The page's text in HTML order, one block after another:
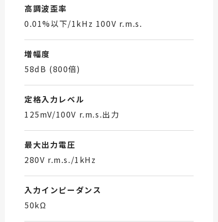
高調波歪率
0.01%以下/1kHz 100V r.m.s.
増幅度
58dB (800倍)
定格入力レベル
125mV/100V r.m.s.出力
最大出力電圧
280V r.m.s./1kHz
入力インピーダンス
50kΩ